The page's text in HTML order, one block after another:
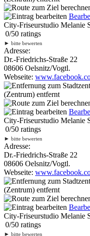
City-Friseurstudio Melanie
0/50 ratings
► bitte bewerten
Adresse:
Dr.-Friedrichs-Straße 22
08606 Oelsnitz/Vogtl.
Webseite:
(Zentrum) entfernt
City-Friseurstudio Melanie
0/50 ratings
► bitte bewerten
Adresse:
Dr.-Friedrichs-Straße 22
08606 Oelsnitz/Vogtl.
Webseite:
(Zentrum) entfernt
City-Friseurstudio Melanie
0/50 ratings
► bitte bewerten